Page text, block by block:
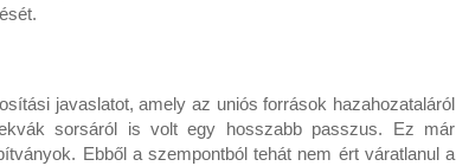
javaslatot, amely az uniós források hazahozataláról
sorsáról is volt egy hosszabb passzus. Ez már
Ebből a szempontból tehát nem ért váratlanul a